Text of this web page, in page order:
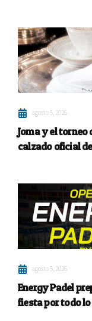
agosto 5, 2026
Joma y el torneo
calzado oficial
agosto 5, 2026
Energy Padel
fiesta por todo